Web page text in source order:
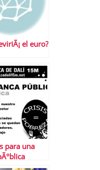
el euro?
para una